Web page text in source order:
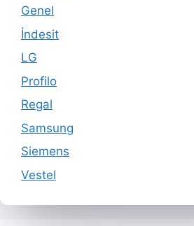
Genel
İndesit
LG
Profilo
Regal
Samsung
Siemens
Vestel